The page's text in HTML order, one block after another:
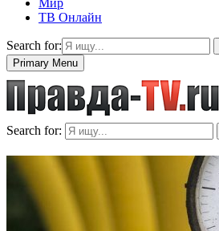
Мир
ТВ Онлайн
Search for:
Primary Menu
Search for: